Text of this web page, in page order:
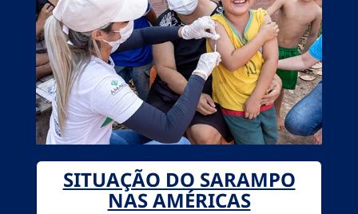
SITUAÇÃO DO SARAMPO
NAS AMÉRICAS